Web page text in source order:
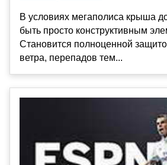
В условиях мегаполиса крыша
быть просто конструктивным
Становится полноценной
ветра, перепадов тем...